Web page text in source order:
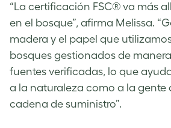
“La certificación FSC® va más
en el bosque”, afirma Melissa.
madera y el papel que
bosques gestionados de
fuentes verificadas, lo que
a la naturaleza como a la gente
cadena de suministro”.